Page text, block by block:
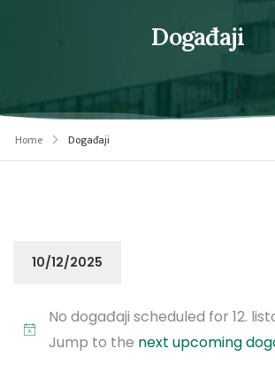
Događaji
Home Događaji
10/12/2025
datum.No događaji scheduled for 12.
Jump to the next upcoming